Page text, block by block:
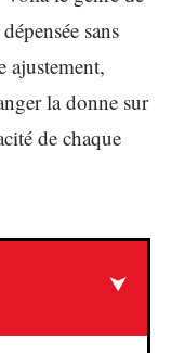
sans
ajustement,
la donne sur
de chaque